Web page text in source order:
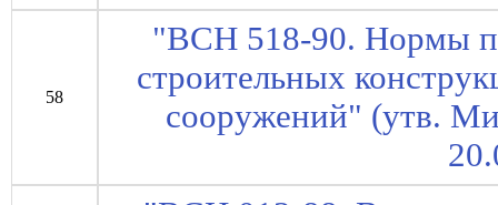
58
"ВСН 518-90. Нормы
строительных
сооружений" (утв.